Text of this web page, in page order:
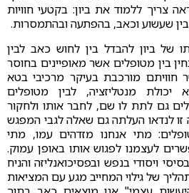
צריך ללמוד את ביון: בקטעי חוויות
בין שעשוע וכאב, בהפתעה ובהתמסרות.
של ביון להבדל בין לחוש כאב לבין
בין מטופלים אשר מאופיינים בחוסר
מורכבת בעיקר מרכיבי בטא
יכולת מנטליזציה, לבין מטופלים
גם לתת לו שם, לחבר אותו ולחקור
לנדאו העלתה גם שאלה לגבי המפגש
מתי אנחנו מזדהים עמו, מתי
לעצמנו לפגוש אותו באופן עמוק.
ויסודי בנפש ובפסיכואנליזה והניח
של גילוי המחייב מגע עם המציאות